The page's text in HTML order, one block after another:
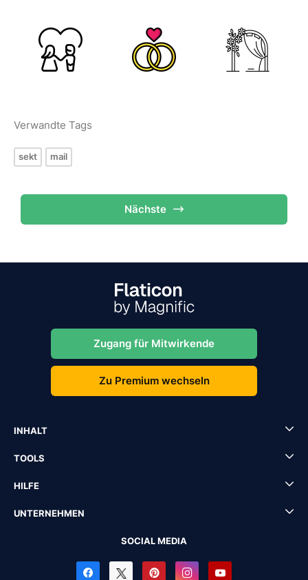
Verwandte Tags
sekt mail
Nächste
Zugang für Mitwirkende
Zu Premium wechseln
INHALT
TOOLS
HILFE
UNTERNEHMEN
SOCIAL MEDIA